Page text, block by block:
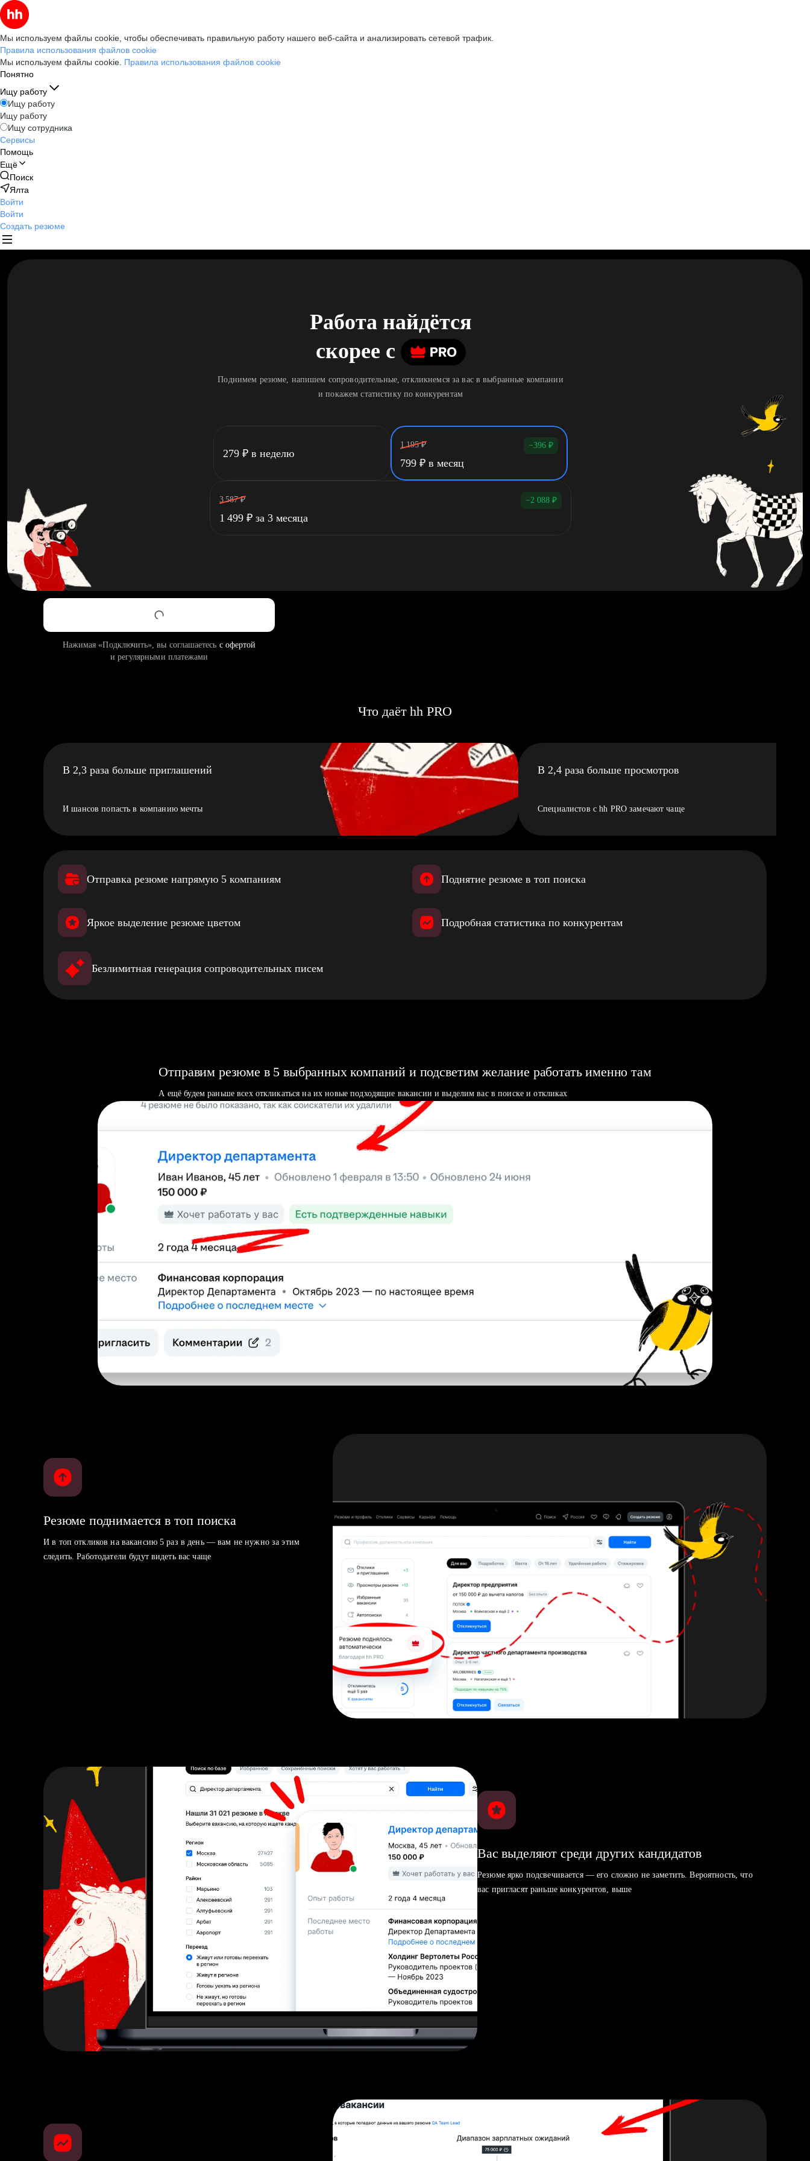
Мы используем файлы cookie, чтобы обеспечивать правильную работу нашего веб-сайта и анализировать сетевой трафик.
Правила использования файлов cookie
Мы используем файлы cookie. Правила использования файлов cookie
Понятно
Ищу работу
Ищу работу
Ищу работу
Ищу сотрудника
Сервисы
Помощь
Ещё
Поиск
Ялта
Войти
Войти
Создать резюме
Работа найдётся
скорее c
Поднимем резюме, напишем сопроводительные, откликнемся за вас в выбранные компании
и покажем статистику по конкурентам
279 ₽ в неделю
1 195 ₽ −396 ₽
799 ₽ в месяц
3 587 ₽ −2 088 ₽
1 499 ₽ за 3 месяца
Нажимая «Подключить», вы соглашаетесь с офертой
и регулярными платежами
Что даёт hh PRO
В 2,3 раза больше приглашений
И шансов попасть в компанию мечты
В 2,4 раза больше просмотров
Специалистов с hh PRO замечают чаще
Отправка резюме напрямую 5 компаниям Поднятие резюме в топ поиска
Яркое выделение резюме цветом Подробная статистика по конкурентам
Безлимитная генерация сопроводительных писем
Отправим резюме в 5 выбранных компаний и подсветим желание работать именно там
А ещё будем раньше всех откликаться на их новые подходящие вакансии и выделим вас в поиске и откликах
Резюме поднимается в топ поиска
И в топ откликов на вакансию 5 раз в день — вам не нужно за этим
следить. Работодатели будут видеть вас чаще
Вас выделяют среди других кандидатов
Резюме ярко подсвечивается — его сложно не заметить. Вероятность, что
вас пригласят раньше конкурентов, выше